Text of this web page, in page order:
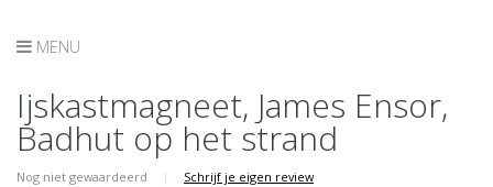
MENU
Ijskastmagneet, James Ensor,
Badhut op het strand
Nog niet gewaardeerd | Schrijf je eigen review